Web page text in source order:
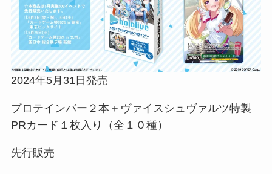
2024年5月31日発売
プロテインバー２本＋ヴァイスシュヴァルツ特製
PRカード１枚入り（全１０種）
先行販売